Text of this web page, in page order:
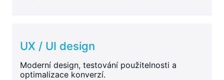
UX / UI design
Moderní design, testování použitelnosti a
optimalizace konverzí.